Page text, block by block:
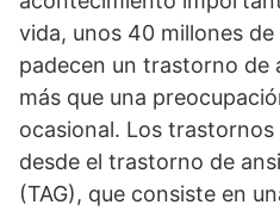
vida, unos 40 millones
padecen un trastorno de
más que una
ocasional. Los
desde el trastorno de
(TAG), que consiste en